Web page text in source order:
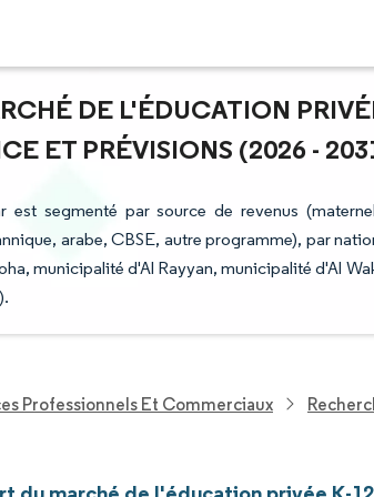
DE L'ÉDUCATION
ET PRÉVISIONS (2026 -
segmenté par source de revenus
arabe, CBSE, autre programme), par
municipalité d'Al Rayyan, municipalité d'Al
Professionnels Et Commerciaux